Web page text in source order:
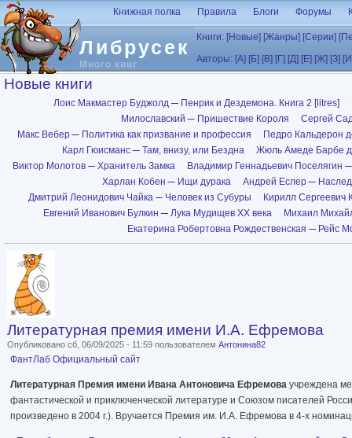
Перейти к основному содержанию
Либрусек
Много книг
Книжная полка Правила Блоги Форумы
Книги: [Новые] [Жанры] [Серии]
Авторы: [А] [Б] [В] [Г] [Д] [Е] [Ж] [З]
Новые книги
Лоис Макмастер Буджолд Пенрик и Дездемона. Книга 2 [litres]
Милославский
Пришествие Короля
Сергей
Макс Вебер
Политика как призвание и профессия
Педро Кальдерон
Карл Гюисманс
Там, внизу, или Бездна
Жюль Амеде Барбе
Виктор Молотов
Хранитель Замка
Владимир Геннадьевич Поселягин
Харлан Кобен
Ищи дурака Андрей Еслер
Дмитрий Леонидович Чайка
Человек из Субуры
Кирилл Сергеевич
Евгений Иванович Булкин
Лука Мудищев XX века
Михаил
Екатерина Робертовна Рождественская
Рейс
Литературная премия имени И.А. Ефремова
Опубликовано сб, 06/09/2025 - 11:59 пользователем Антонина82
ФантЛаб Официальный сайт
Литературная Премия имени Ивана Антоновича Ефремова учреждена
фантастической и приключенческой литературе и Союзом писателей
произведено в 2004 г.). Вручается Премия им. И.А. Ефремова в 4-х